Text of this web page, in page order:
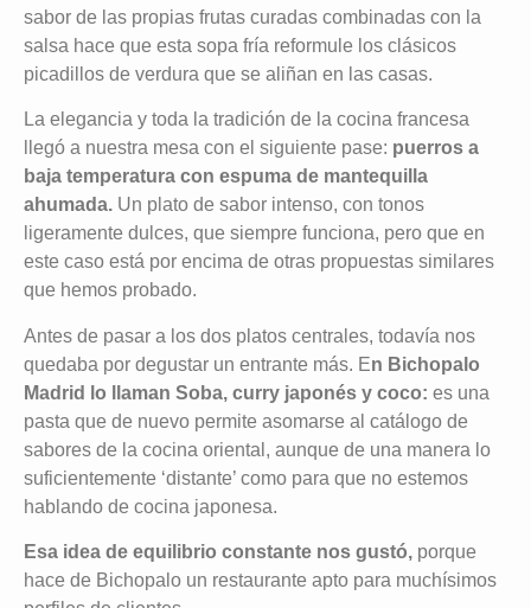
sabor de las propias frutas curadas combinadas con la
salsa hace que esta sopa fría reformule los clásicos
picadillos de verdura que se aliñan en las casas.
La elegancia y toda la tradición de la cocina francesa
llegó a nuestra mesa con el siguiente pase: puerros a
baja temperatura con espuma de mantequilla
ahumada. Un plato de sabor intenso, con tonos
ligeramente dulces, que siempre funciona, pero que en
este caso está por encima de otras propuestas similares
que hemos probado.
Antes de pasar a los dos platos centrales, todavía nos
quedaba por degustar un entrante más. En Bichopalo
Madrid lo llaman Soba, curry japonés y coco: es una
pasta que de nuevo permite asomarse al catálogo de
sabores de la cocina oriental, aunque de una manera lo
suficientemente ‘distante’ como para que no estemos
hablando de cocina japonesa.
Esa idea de equilibrio constante nos gustó, porque
hace de Bichopalo un restaurante apto para muchísimos